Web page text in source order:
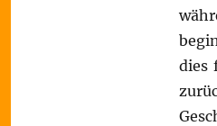
dies